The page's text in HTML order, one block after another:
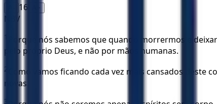
16 A+
NBV
1
Porque nós sabemos que quando morrermos e
pelo próprio Deus, e não por mãos humanas.
2
Como vamos ficando cada vez mais cansados
novas.
3